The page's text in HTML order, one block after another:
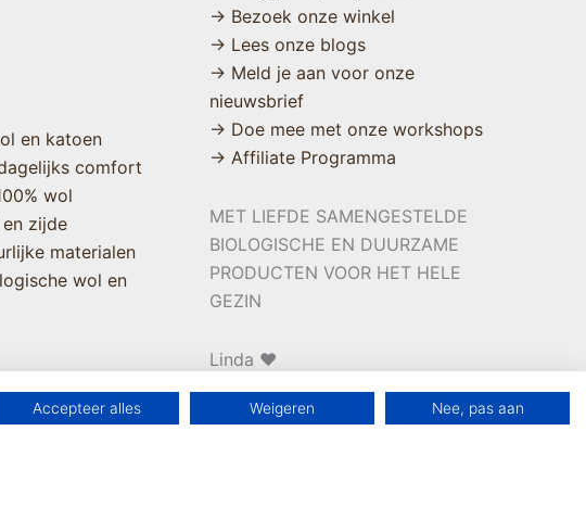
en katoen
comfort
wol
zijde
materialen
wol en
→ Bezoek onze winkel
→ Lees onze blogs
→ Meld je aan voor onze
nieuwsbrief
→ Doe mee met onze workshops
→ Affiliate Programma
MET LIEFDE SAMENGESTELDE
BIOLOGISCHE EN DUURZAME
PRODUCTEN VOOR HET HELE
GEZIN
Linda ❤️
Accepteer alles Weigeren Nee, pas aan